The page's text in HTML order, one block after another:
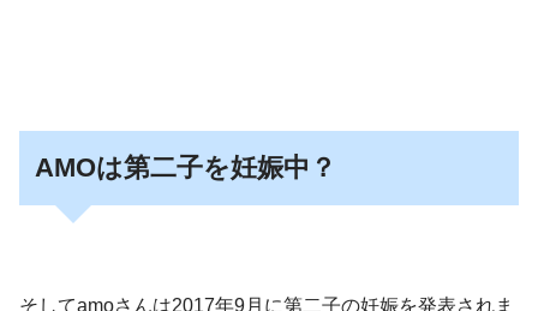
AMOは第二子を妊娠中？
そしてamoさんは2017年9月に第二子の妊娠を発表されま